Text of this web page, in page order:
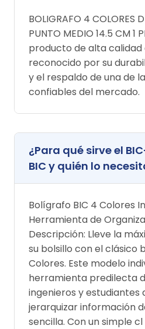
BOLIGRAFO 4 COLORES
PUNTO MEDIO 14.5 CM 1
producto de alta calidad
reconocido por su
y el respaldo de una de
confiables del mercado.
¿Para qué sirve el
BIC y quién lo
Bolígrafo BIC 4 Colores
Herramienta de
Descripción: Lleve la
su bolsillo con el clásico
Colores. Este modelo
herramienta predilecta
ingenieros y estudiantes
jerarquizar información
sencilla. Con un simple cl